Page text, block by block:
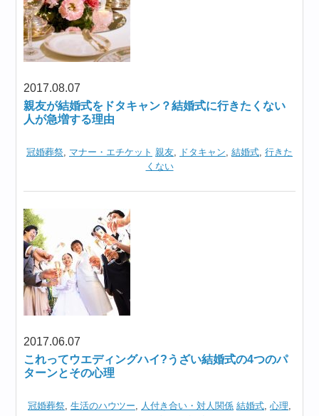
2017.08.07
親友が結婚式をドタキャン？結婚式に行きたくない
人が急増する理由
冠婚葬祭, マナー・エチケット 親友, ドタキャン, 結婚式, 行きた
くない
2017.06.07
これってウエディングハイ?うざい結婚式の4つのパ
ターンとその心理
冠婚葬祭, 生活のハウツー, 人付き合い・対人関係 結婚式, 心理,